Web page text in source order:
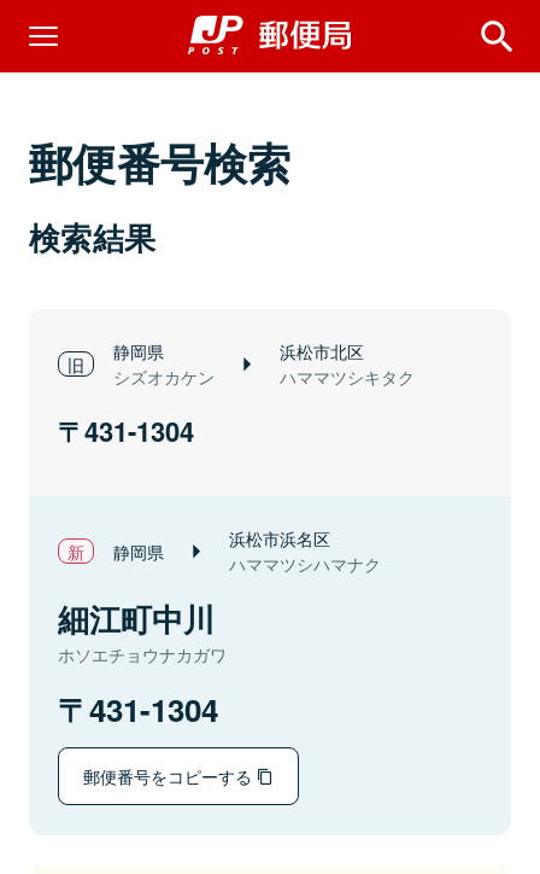
郵便番号検索
検索結果
静岡県
シズオカケン
浜松市北区
ハママツシキタク
431-1304
静岡県 浜松市浜名区
ハママツシハマナク
細江町中川
ホソエチョウナカガワ
431-1304
郵便番号をコピーする